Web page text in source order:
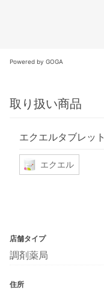
Powered by GOGA
取り扱い商品
エクエルタブレット
エクエル
店舗タイプ
調剤薬局
住所